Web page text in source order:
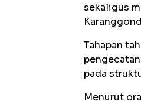
sekaligus
Tahapan
pada
Menurut